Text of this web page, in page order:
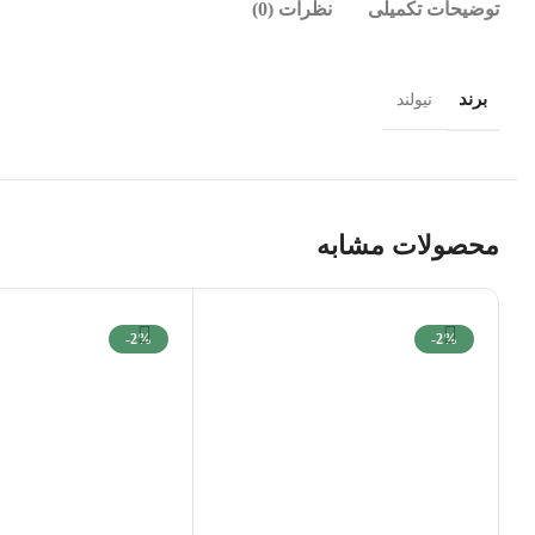
توضیحات تکمیلی نظرات (0)
برند نیولند
محصولات مشابه
-2%
-2%